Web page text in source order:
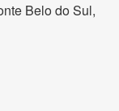
Belo do Sul,